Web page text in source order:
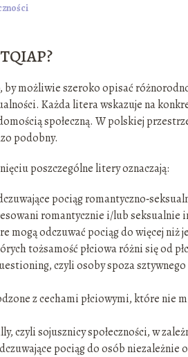
by możliwie szeroko opisać
Każda litera wskazuje na
społeczną. W polskiej
podobny.
poszczególne litery oznaczają:
pociąg
romantycznie i/lub seksualnie
mogą odczuwać pociąg do więcej niż
tożsamość płciowa różni się od
czyli osoby spoza
z cechami płciowymi, które nie
czyli sojusznicy społeczności, w
pociąg do osób niezależnie